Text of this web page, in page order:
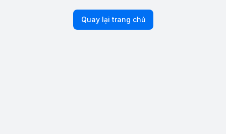
Quay lại trang chủ